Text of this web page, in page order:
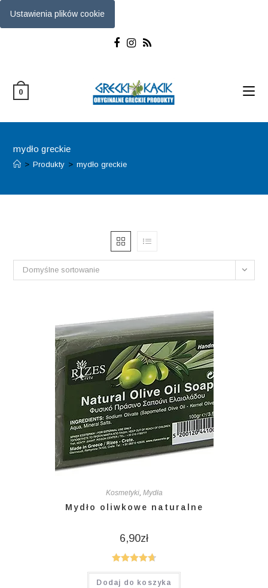
Ustawienia plików cookie
0
mydło greckie
> Produkty > mydło greckie
Domyślne sortowanie
Kosmetyki, Mydła
Mydło oliwkowe naturalne
6,90zł
Oceniono
4.75na 5
Dodaj do koszyka